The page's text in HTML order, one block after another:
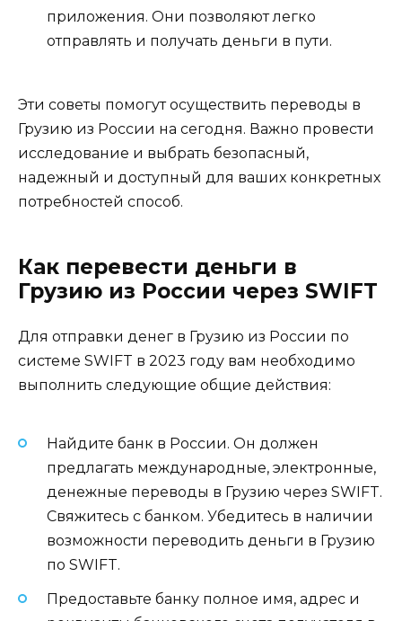
приложения. Они позволяют легко
отправлять и получать деньги в пути.
Эти советы помогут осуществить переводы в
Грузию из России на сегодня. Важно провести
исследование и выбрать безопасный,
надежный и доступный для ваших конкретных
потребностей способ.
Как перевести деньги в
Грузию из России через SWIFT
Для отправки денег в Грузию из России по
системе SWIFT в 2023 году вам необходимо
выполнить следующие общие действия:
Найдите банк в России. Он должен
предлагать международные, электронные,
денежные переводы в Грузию через SWIFT.
Свяжитесь с банком. Убедитесь в наличии
возможности переводить деньги в Грузию
по SWIFT.
Предоставьте банку полное имя, адрес и